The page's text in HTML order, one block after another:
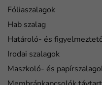
Fóliaszalagok
Hab szalag
Határoló- és
Irodai szalagok
Maszkoló- és